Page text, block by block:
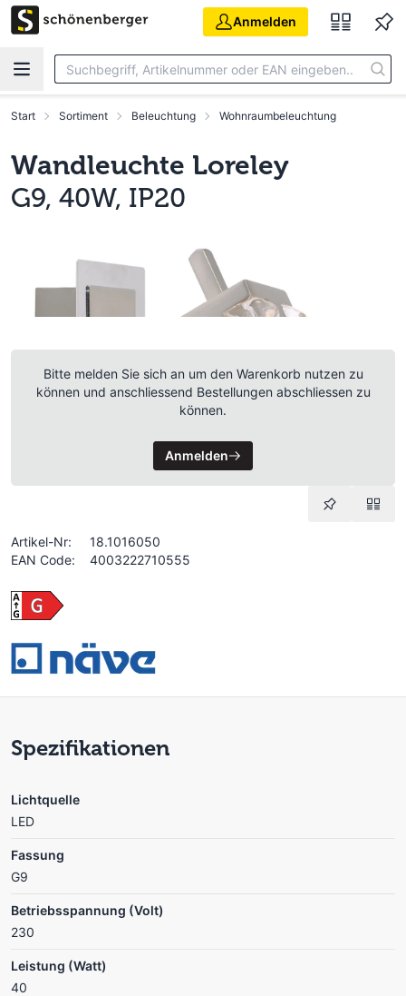
Zum Hauptinhalt springen
Anmelden
Start Sortiment Beleuchtung Wohnraumbeleuchtung
Wandleuchte Loreley
G9, 40W, IP20
Bitte melden Sie sich an um den Warenkorb nutzen zu
können und anschliessend Bestellungen abschliessen zu
können.
Anmelden
Artikel-Nr:
18.1016050
EAN Code:
4003222710555
Spezifikationen
Lichtquelle
LED
Fassung
G9
Betriebsspannung (Volt)
230
Leistung (Watt)
40